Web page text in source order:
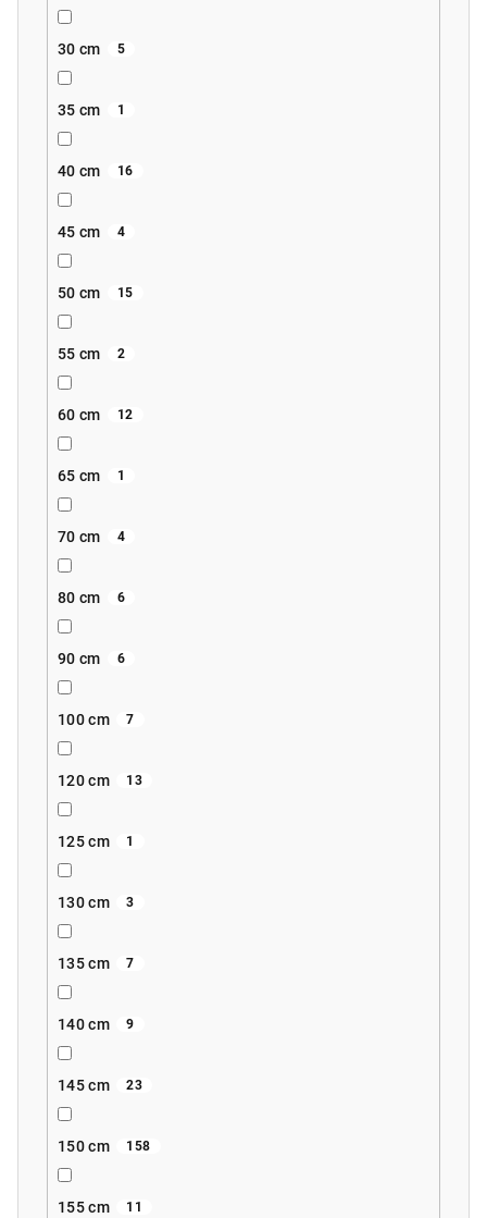
30 cm 5
35 cm 1
40 cm 16
45 cm 4
50 cm 15
55 cm 2
60 cm 12
65 cm 1
70 cm 4
80 cm 6
90 cm 6
100 cm 7
120 cm 13
125 cm 1
130 cm 3
135 cm 7
140 cm 9
145 cm 23
150 cm 158
155 cm 11